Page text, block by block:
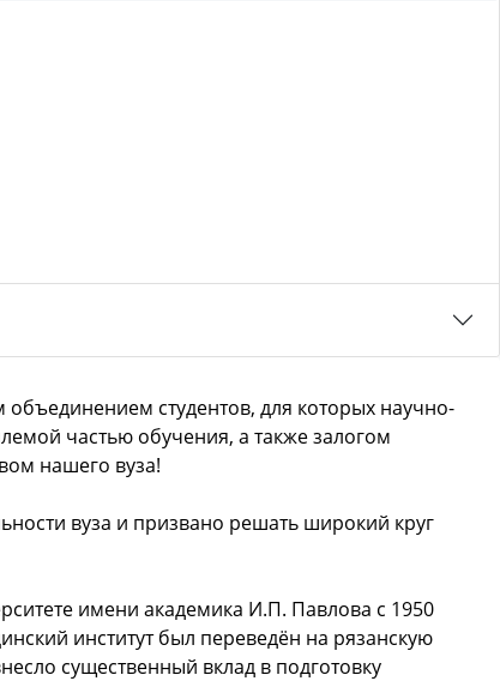
студентов, для которых научно-
частью обучения, а также залогом
нашего вуза!
вуза и призвано решать широкий круг
имени академика И.П. Павлова с 1950
институт был переведён на рязанскую
существенный вклад в подготовку